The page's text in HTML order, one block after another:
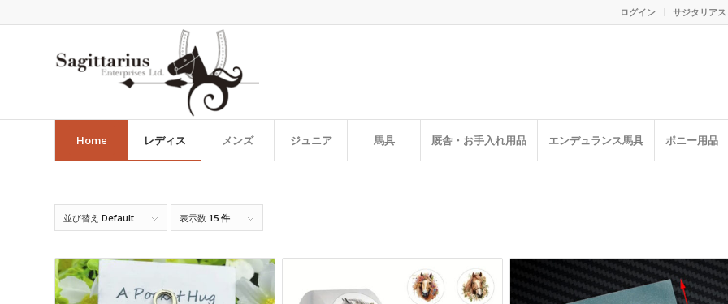
ログイン サジタリア
Home レディス メンズ ジュニア 馬具 厩舎・お手入れ用品 エンデュランス馬具 ポニー用品
並び替え Default 表示数 15 件